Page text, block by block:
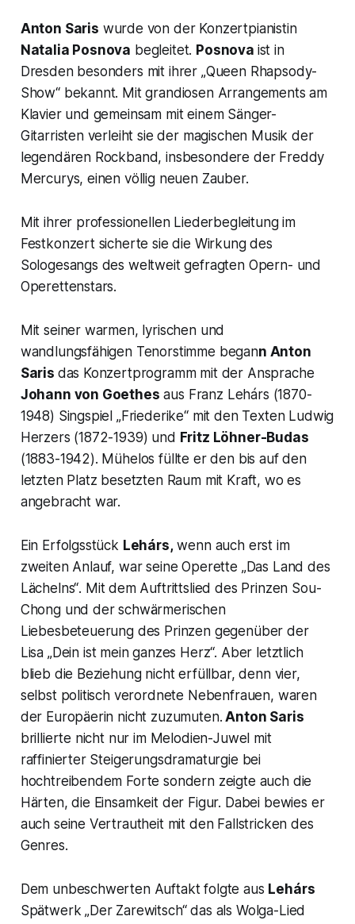
Anton Saris wurde von der Konzertpianistin
Natalia Posnova begleitet. Posnova ist in
Dresden besonders mit ihrer „Queen Rhapsody-
Show“bekannt. Mit grandiosen Arrangements am
Klavier und gemeinsam mit einem Sänger-
Gitarristen verleiht sie der magischen Musik der
legendären Rockband, insbesondere der Freddy
Mercurys, einen völlig neuen Zauber.
Mit ihrer professionellen Liederbegleitung im
Festkonzert sicherte sie die Wirkung des
Sologesangs des weltweit gefragten Opern- und
Operettenstars.
Mit seiner warmen, lyrischen und
wandlungsfähigen Tenorstimme begann Anton
Saris das Konzertprogramm mit der Ansprache
Johann von Goethes aus Franz Lehárs (1870-
1948) Singspiel „Friederike“mit den Texten Ludwig
Herzers (1872-1939) und Fritz Löhner-Budas
(1883-1942). Mühelos füllte er den bis auf den
letzten Platz besetzten Raum mit Kraft, wo es
angebracht war.
Ein Erfolgsstück Lehárs,wenn auch erst im
zweiten Anlauf, war seine Operette „Das Land des
Lächelns“. Mit dem Auftrittslied des Prinzen Sou-
Chong und der schwärmerischen
Liebesbeteuerung des Prinzen gegenüber der
Lisa „Dein ist mein ganzes Herz“. Aber letztlich
blieb die Beziehung nicht erfüllbar, denn vier,
selbst politisch verordnete Nebenfrauen, waren
der Europäerin nicht zuzumuten. Anton Saris
brillierte nicht nur im Melodien-Juwel mit
raffinierter Steigerungsdramaturgie bei
hochtreibendem Forte sondern zeigte auch die
Härten, die Einsamkeit der Figur. Dabei bewies er
auch seine Vertrautheit mit den Fallstricken des
Genres.
Dem unbeschwerten Auftakt folgte aus Lehárs
Spätwerk„Der Zarewitsch“das als Wolga-Lied